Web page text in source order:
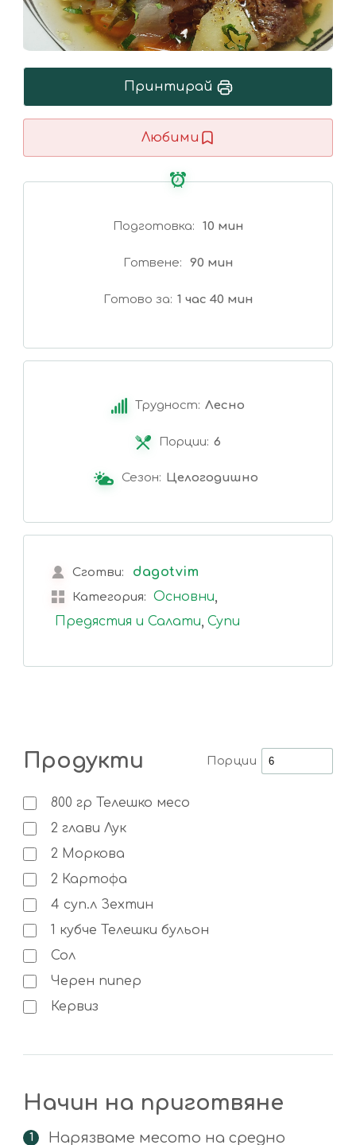
Принтирай
Любими
Подготовка 10 мин
Готвене 90 мин
Готово за 1 час 40 мин
Трудност: Лесно
Порции: 6
Сезон: Целогодишно
Сготви: dagotvim
Категория: Основни,
Предястия и Салати, Супи
Продукти Порции
800 гр Телешко месо
2 глави Лук
2 Моркова
2 Картофа
4 суп.л Зехтин
1 кубче Телешки бульон
Сол
Черен пипер
Кервиз
Начин на приготвяне
Нарязваме месото на средно